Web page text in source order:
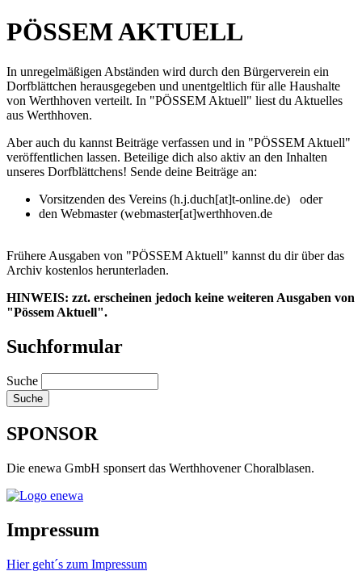
PÖSSEM AKTUELL
In unregelmäßigen Abständen wird durch den Bürgerverein ein
Dorfblättchen herausgegeben und unentgeltlich für alle Haushalte
von Werthhoven verteilt. In "PÖSSEM Aktuell" liest du Aktuelles
aus Werthhoven.
Aber auch du kannst Beiträge verfassen und in "PÖSSEM Aktuell"
veröffentlichen lassen. Beteilige dich also aktiv an den Inhalten
unseres Dorfblättchens! Sende deine Beiträge an:
Vorsitzenden des Vereins (h.j.duch[at]t-online.de) oder
den Webmaster (webmaster[at]werthhoven.de
Frühere Ausgaben von "PÖSSEM Aktuell" kannst du dir über das
Archiv kostenlos herunterladen.
HINWEIS: zzt. erscheinen jedoch keine weiteren Ausgaben von
"Pössem Aktuell".
Suchformular
Suche
SPONSOR
Die enewa GmbH sponsert das Werthhovener Choralblasen.
Impressum
Hier geht´s zum Impressum